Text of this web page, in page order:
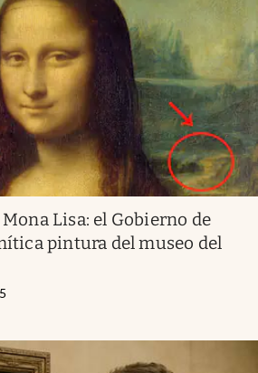
Mona Lisa: el Gobierno de
pintura del museo del